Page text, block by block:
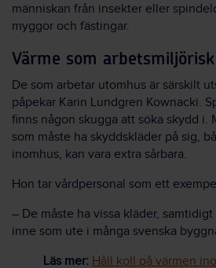
människan från insekter eller
myggor och fästingar.
Värme som arbetsmiljörisk
De som arbetar utomhus är särskilt
påpekar Karin Lundgren Kownacki.
finns någon skugga att söka skydd i.
som måste ha skyddskläder på sig,
inomhus, kan vara extra sårbara.
Hon tar vårdpersonal som ett
– De måste ha vissa kläder,
inne som ute i många svenska
Läs mer: Håll koll på värmen